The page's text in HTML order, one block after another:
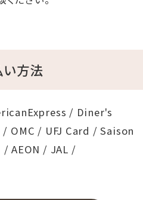
方法
/ Diner's
OMC / UFJ Card / Saison
/ AEON / JAL /